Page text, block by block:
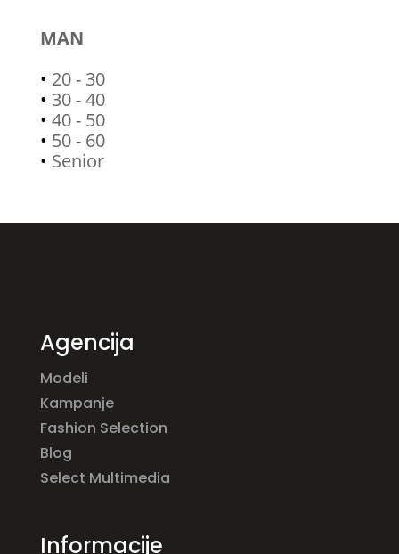
MAN
• 20 - 30
• 30 - 40
• 40 - 50
• 50 - 60
• Senior
Agencija
Modeli
Kampanje
Fashion Selection
Blog
Select Multimedia
Informacije